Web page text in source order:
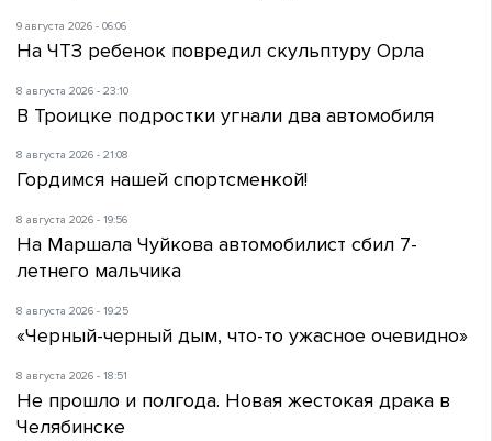
9 августа 2026 - 06:06
На ЧТЗ ребенок повредил скульптуру Орла
8 августа 2026 - 23:10
В Троицке подростки угнали два автомобиля
8 августа 2026 - 21:08
Гордимся нашей спортсменкой!
8 августа 2026 - 19:56
На Маршала Чуйкова автомобилист сбил 7-
летнего мальчика
8 августа 2026 - 19:25
«Черный-черный дым, что-то ужасное очевидно»
8 августа 2026 - 18:51
Не прошло и полгода. Новая жестокая драка в
Челябинске